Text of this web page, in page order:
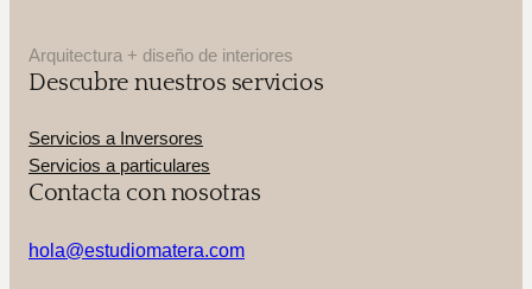
Arquitectura + diseño de interiores
Descubre nuestros servicios
Servicios a Inversores
Servicios a particulares
Contacta con nosotras
hola@estudiomatera.com